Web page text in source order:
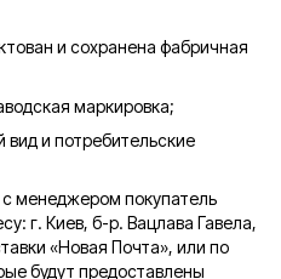
и сохранена фабричная
маркировка;
вид и потребительские
с менеджером покупатель
г. Киев, б-р. Вацлава Гавела,
«Новая Почта», или по
будут предоставлены